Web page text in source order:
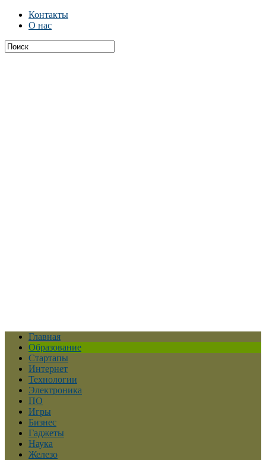
Контакты
О нас
Главная
Образование
Стартапы
Интернет
Технологии
Электроника
ПО
Игры
Бизнес
Гаджеты
Наука
Железо